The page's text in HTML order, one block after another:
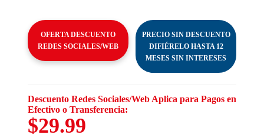
OFERTA DESCUENTO
REDES SOCIALES/WEB
PRECIO SIN DESCUENTO
DIFIÉRELO HASTA 12
MESES SIN INTERESES
Descuento Redes Sociales/Web Aplica para Pagos en
Efectivo o Transferencia:
$29.99